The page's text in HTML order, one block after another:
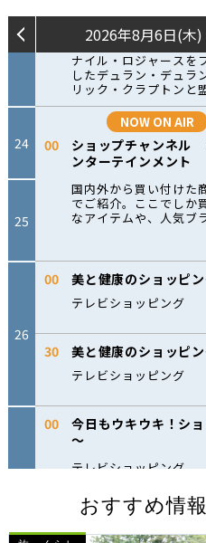
おすすめ情報